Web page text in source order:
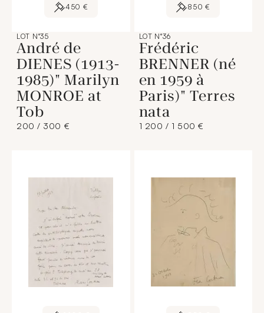
450 €
LOT N°35
André de
DIENES (1913-
1985)" Marilyn
MONROE at
Tob
200 / 300 €
850 €
LOT N°36
Frédéric
BRENNER (né
en 1959 à
Paris)" Terres
nata
1 200 / 1 500 €